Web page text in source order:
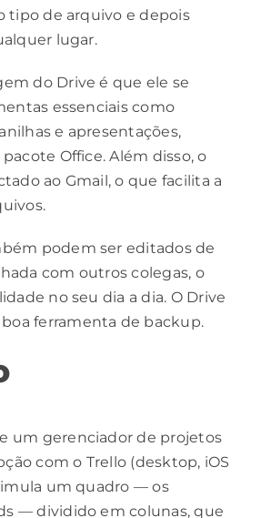
tipo de arquivo e depois
lugar.
do Drive é que ele se
essenciais como
e apresentações,
Office. Além disso, o
ao Gmail, o que facilita a
podem ser editados de
com outros colegas, o
no seu dia a dia. O Drive
ferramenta de backup.
um gerenciador de projetos
com o Trello (desktop, iOS
um quadro — os
— dividido em colunas, que